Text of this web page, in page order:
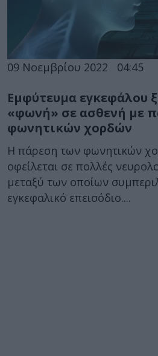
09 Νοεμβρίου 2022 04:45
Εμφύτευμα εγκεφάλου
«φωνή» σε ασθενή με
φωνητικών χορδών
Η πάρεση των φωνητικών
οφείλεται σε πολλές
μεταξύ των οποίων
εγκεφαλικό επεισόδιο....